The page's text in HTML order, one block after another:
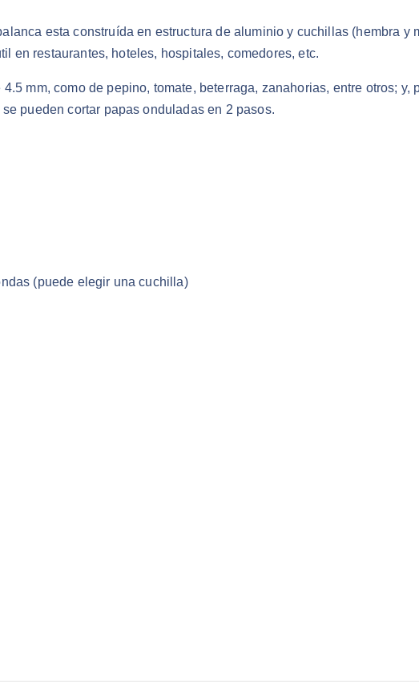
esta construída en estructura de aluminio y cuchillas (hembra y
en restaurantes, hoteles, hospitales, comedores, etc.
mm, como de pepino, tomate, beterraga, zanahorias, entre otros;
pueden cortar papas onduladas en 2 pasos.
(puede elegir una cuchilla)